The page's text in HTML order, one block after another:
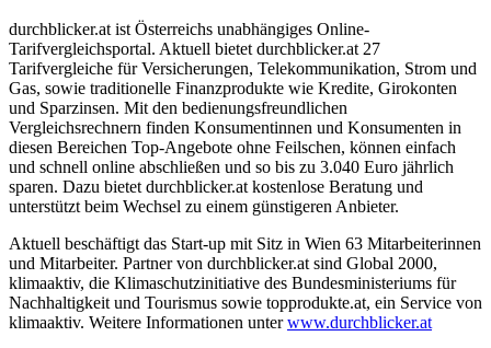
durchblicker.at ist Österreichs unabhängiges Online-
Tarifvergleichsportal. Aktuell bietet durchblicker.at 27
Tarifvergleiche für Versicherungen, Telekommunikation, Strom und
Gas, sowie traditionelle Finanzprodukte wie Kredite, Girokonten
und Sparzinsen. Mit den bedienungsfreundlichen
Vergleichsrechnern finden Konsumentinnen und Konsumenten in
diesen Bereichen Top-Angebote ohne Feilschen, können einfach
und schnell online abschließen und so bis zu 3.040 Euro jährlich
sparen. Dazu bietet durchblicker.at kostenlose Beratung und
unterstützt beim Wechsel zu einem günstigeren Anbieter.
Aktuell beschäftigt das Start-up mit Sitz in Wien 63 Mitarbeiterinnen
und Mitarbeiter. Partner von durchblicker.at sind Global 2000,
klimaaktiv, die Klimaschutzinitiative des Bundesministeriums für
Nachhaltigkeit und Tourismus sowie topprodukte.at, ein Service von
klimaaktiv. Weitere Informationen unterwww.durchblicker.at